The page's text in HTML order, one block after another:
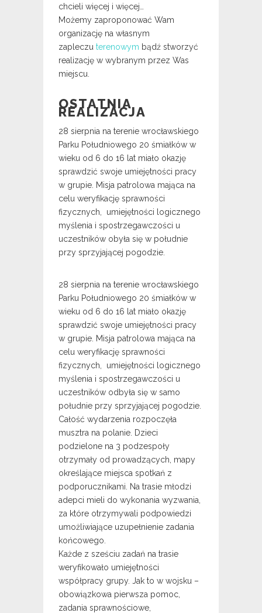
chcieli więcej i więcej…
Możemy zaproponować Wam
organizację na własnym
zapleczu terenowym bądź stworzyć
realizację w wybranym przez Was
miejscu.
OSTATNIA
REALIZACJA
28 sierpnia na terenie wrocławskiego
Parku Południowego 20 śmiałków w
wieku od 6 do 16 lat miało okazję
sprawdzić swoje umiejętności pracy
w grupie. Misja patrolowa mająca na
celu weryfikację sprawności
fizycznych, umiejętności logicznego
myślenia i spostrzegawczości u
uczestników obyła się w południe
przy sprzyjającej pogodzie.
28 sierpnia na terenie wrocławskiego
Parku Południowego 20 śmiałków w
wieku od 6 do 16 lat miało okazję
sprawdzić swoje umiejętności pracy
w grupie. Misja patrolowa mająca na
celu weryfikację sprawności
fizycznych, umiejętności logicznego
myślenia i spostrzegawczości u
uczestników odbyła się w samo
południe przy sprzyjającej pogodzie.
Całość wydarzenia rozpoczęła
musztra na polanie. Dzieci
podzielone na 3 podzespoły
otrzymały od prowadzących, mapy
określające miejsca spotkań z
podporucznikami. Na trasie młodzi
adepci mieli do wykonania wyzwania,
za które otrzymywali podpowiedzi
umożliwiające uzupełnienie zadania
końcowego.
Każde z sześciu zadań na trasie
weryfikowało umiejętności
współpracy grupy. Jak to w wojsku –
obowiązkowa pierwsza pomoc,
zadania sprawnościowe,